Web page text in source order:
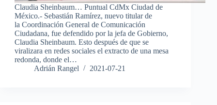
Claudia Sheinbaum… Puntual CdMx Ciudad de
México.- Sebastián Ramírez, nuevo titular de
la Coordinación General de Comunicación
Ciudadana, fue defendido por la jefa de Gobierno,
Claudia Sheinbaum. Esto después de que se
viralizara en redes sociales el extracto de una mesa
redonda, donde el…
Adrián Rangel
2021-07-21